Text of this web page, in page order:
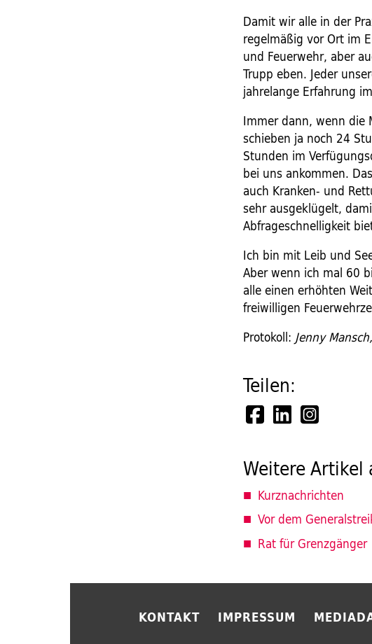
Damit wir alle in der
regelmäßig vor Ort im
und Feuerwehr, aber
Trupp eben. Jeder
jahrelange Erfahrung
Immer dann, wenn die
schieben ja noch 24
Stunden im
bei uns ankommen.
auch Kranken- und
sehr ausgeklügelt,
Abfrageschnelligkeit
Ich bin mit Leib und
Aber wenn ich mal 60
alle einen erhöhten
freiwilligen
Protokoll:Jenny Mansch,
Teilen:
Weitere Artikel
Kurznachrichten
Vor dem
Rat für Grenzgänger
KONTAKT IMPRESSUM